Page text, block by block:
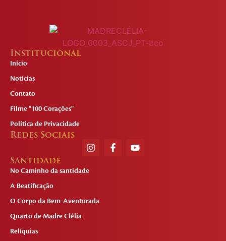
Institucional
Início
Notícias
Contato
Filme "100 Corações"
Política de Privacidade
Redes Sociais
Santidade
No Caminho da santidade
A Beatificação
O Corpo da Bem-Aventurada
Quarto de Madre Clélia
Relíquias